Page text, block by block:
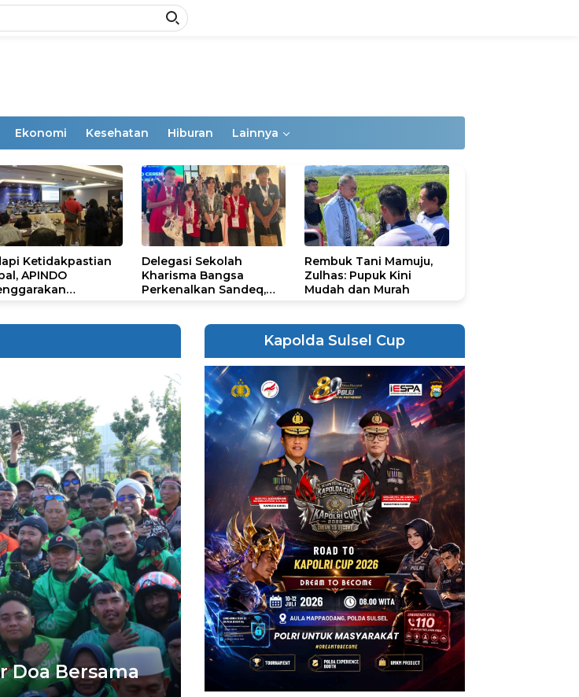
Ekonomi Kesehatan Hiburan Lainnya
Ketidakpastian
APINDO
Delegasi Sekolah
Kharisma Bangsa
Perkenalkan Sandeq,
STEAM Olympiad 2026
Rembuk Tani Mamuju,
Zulhas: Pupuk Kini
Mudah dan Murah
Doa Bersama
Kapolda Sulsel Cup